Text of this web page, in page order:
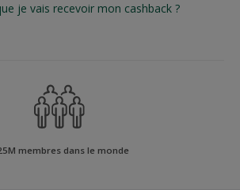
je vais recevoir mon cashback ?
membres dans le monde